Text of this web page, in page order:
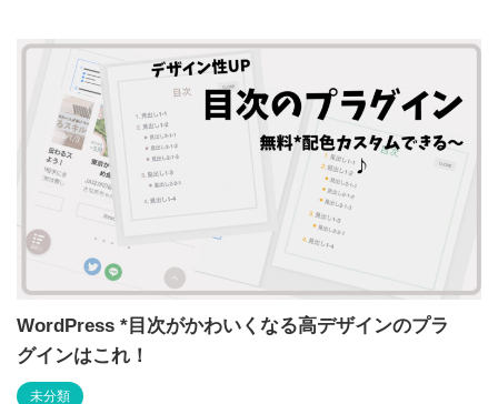
WordPress *目次がかわいくなる高デザインのプラ
グインはこれ！
未分類